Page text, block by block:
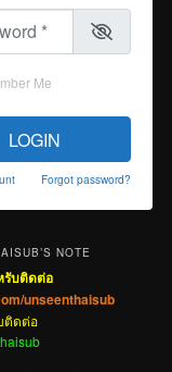
Me
LOGIN
Forgot password?
NOTE
รับติดต่อ
unseenthaisub
ติดต่อ